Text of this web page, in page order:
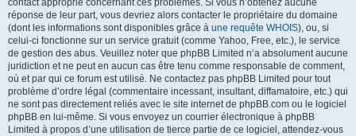
contact approprié concernant ces problèmes. Si vous n’obtenez aucune
réponse de leur part, vous devriez alors contacter le propriétaire du domaine
(dont les informations sont disponibles grâce à une requête WHOIS), ou, si
celui-ci fonctionne sur un service gratuit (comme Yahoo, Free, etc.), le service
de gestion des abus. Veuillez noter que phpBB Limited n’a absolument aucune
juridiction et ne peut en aucun cas être tenu comme responsable de comment,
où et par qui ce forum est utilisé. Ne contactez pas phpBB Limited pour tout
problème d’ordre légal (commentaire incessant, insultant, diffamatoire, etc.) qui
ne sont pas directement reliés avec le site internet de phpBB.com ou le logiciel
phpBB en lui-même. Si vous envoyez un courrier électronique à phpBB
Limited à propos d’une utilisation de tierce partie de ce logiciel, attendez-vous